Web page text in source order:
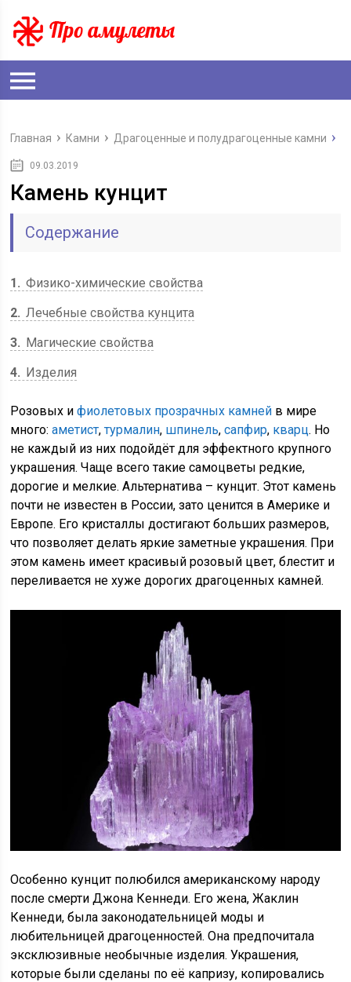
Главная Камни Драгоценные и полудрагоценные камни
09.03.2019
Камень кунцит
Содержание
1
Физико-химические свойства
2 Лечебные свойства кунцита
3
Магические свойства
4
Изделия
Розовых ифиолетовых прозрачных камней в мире
много:аметист,турмалин, шпинель,сапфир, кварц. Но
не каждый из них подойдёт для эффектного крупного
украшения. Чаще всего такие самоцветы редкие,
дорогие и мелкие. Альтернатива – кунцит. Этот камень
почти не известен в России, зато ценится в Америке и
Европе. Его кристаллы достигают больших размеров,
что позволяет делать яркие заметные украшения. При
этом камень имеет красивый розовый цвет, блестит и
переливается не хуже дорогих драгоценных камней.
Особенно кунцит полюбился американскому народу
после смерти Джона Кеннеди. Его жена, Жаклин
Кеннеди, была законодательницей моды и
любительницей драгоценностей. Она предпочитала
эксклюзивные необычные изделия. Украшения,
которые были сделаны по её капризу, копировались